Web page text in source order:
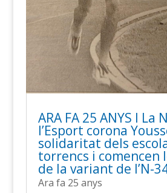
ARA FA 25 ANYS l La
l’Esport corona
solidaritat dels
torrencs i comencen
de la variant de l’N-
Ara fa 25 anys